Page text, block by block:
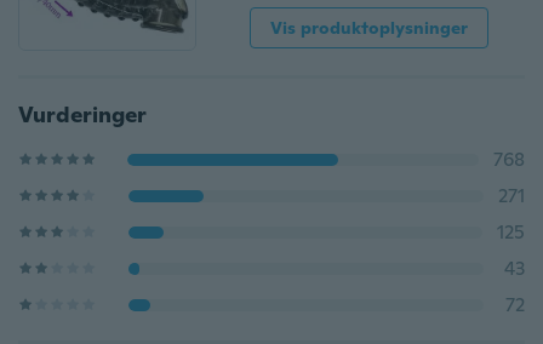
Vis produktoplysninger
Vurderinger
768
271
125
43
72